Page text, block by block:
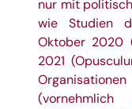
nur mit
wie Studien
Oktober 2020
2021